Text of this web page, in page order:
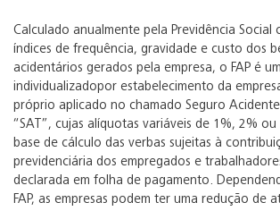
Calculado anualmente pela Previdência Social
índices de frequência, gravidade e custo dos
acidentários gerados pela empresa, o FAP é
individualizadopor estabelecimento da
próprio aplicado no chamado Seguro
“SAT”, cujas alíquotas variáveis de 1%, 2% ou
base de cálculo das verbas sujeitas à
previdenciária dos empregados e
declarada em folha de pagamento.
FAP, as empresas podem ter uma redução de